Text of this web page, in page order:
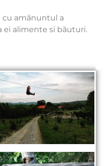
cu amănuntul a
ei alimente si băuturi.